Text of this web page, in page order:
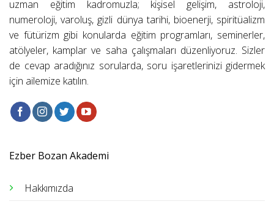
uzman eğitim kadromuzla; kişisel gelişim, astroloji,
numeroloji, varoluş, gizli dünya tarihi, bioenerji, spiritüalizm
ve fütürizm gibi konularda eğitim programları, seminerler,
atölyeler, kamplar ve saha çalışmaları düzenliyoruz. Sizler
de cevap aradığınız sorularda, soru işaretlerinizi gidermek
için ailemize katılın.
Ezber Bozan Akademi
Hakkımızda